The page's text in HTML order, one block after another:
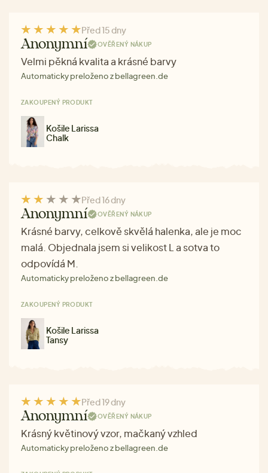
Před 15 dny
Anonymní OVĚŘENÝ NÁKUP
Velmi pěkná kvalita a krásné barvy
Automaticky preloženo z bellagreen.de
ZAKOUPENÝ PRODUKT
Košile Larissa
Chalk
Před 16 dny
Anonymní OVĚŘENÝ NÁKUP
Krásné barvy, celkově skvělá halenka, ale je moc
malá. Objednala jsem si velikost L a sotva to
odpovídá M.
Automaticky preloženo z bellagreen.de
ZAKOUPENÝ PRODUKT
Košile Larissa
Tansy
Před 19 dny
Anonymní OVĚŘENÝ NÁKUP
Krásný květinový vzor, mačkaný vzhled
Automaticky preloženo z bellagreen.de